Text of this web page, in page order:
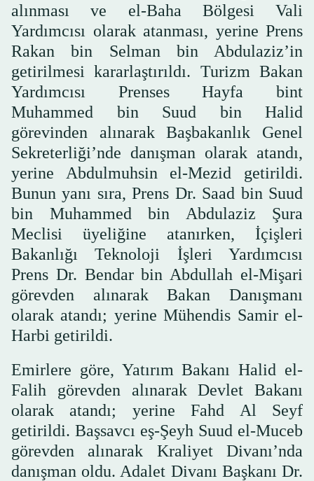
alınması ve el-Baha Bölgesi Vali
Yardımcısı olarak atanması, yerine Prens
Rakan bin Selman bin Abdulaziz’in
getirilmesi kararlaştırıldı. Turizm Bakan
Yardımcısı Prenses Hayfa bint
Muhammed bin Suud bin Halid
görevinden alınarak Başbakanlık Genel
Sekreterliği’nde danışman olarak atandı,
yerine Abdulmuhsin el-Mezid getirildi.
Bunun yanı sıra, Prens Dr. Saad bin Suud
bin Muhammed bin Abdulaziz Şura
Meclisi üyeliğine atanırken, İçişleri
Bakanlığı Teknoloji İşleri Yardımcısı
Prens Dr. Bendar bin Abdullah el-Mişari
görevden alınarak Bakan Danışmanı
olarak atandı; yerine Mühendis Samir el-
Harbi getirildi.
Emirlere göre, Yatırım Bakanı Halid el-
Falih görevden alınarak Devlet Bakanı
olarak atandı; yerine Fahd Al Seyf
getirildi. Başsavcı eş-Şeyh Suud el-Muceb
görevden alınarak Kraliyet Divanı’nda
danışman oldu. Adalet Divanı Başkanı Dr.